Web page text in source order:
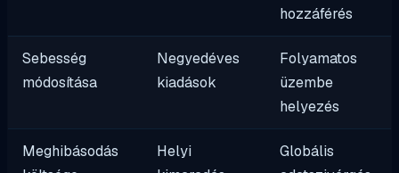
hozzáférés
Sebesség
módosítása
Negyedéves
kiadások
Folyamatos
üzembe
helyezés
Meghibásodás
Helyi
Globális